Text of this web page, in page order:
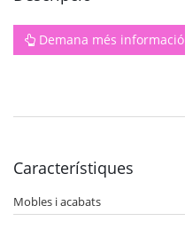
Demana més informació
Característiques
Mobles i acabats